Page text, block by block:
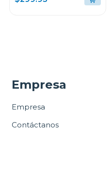
Empresa
Empresa
Contáctanos